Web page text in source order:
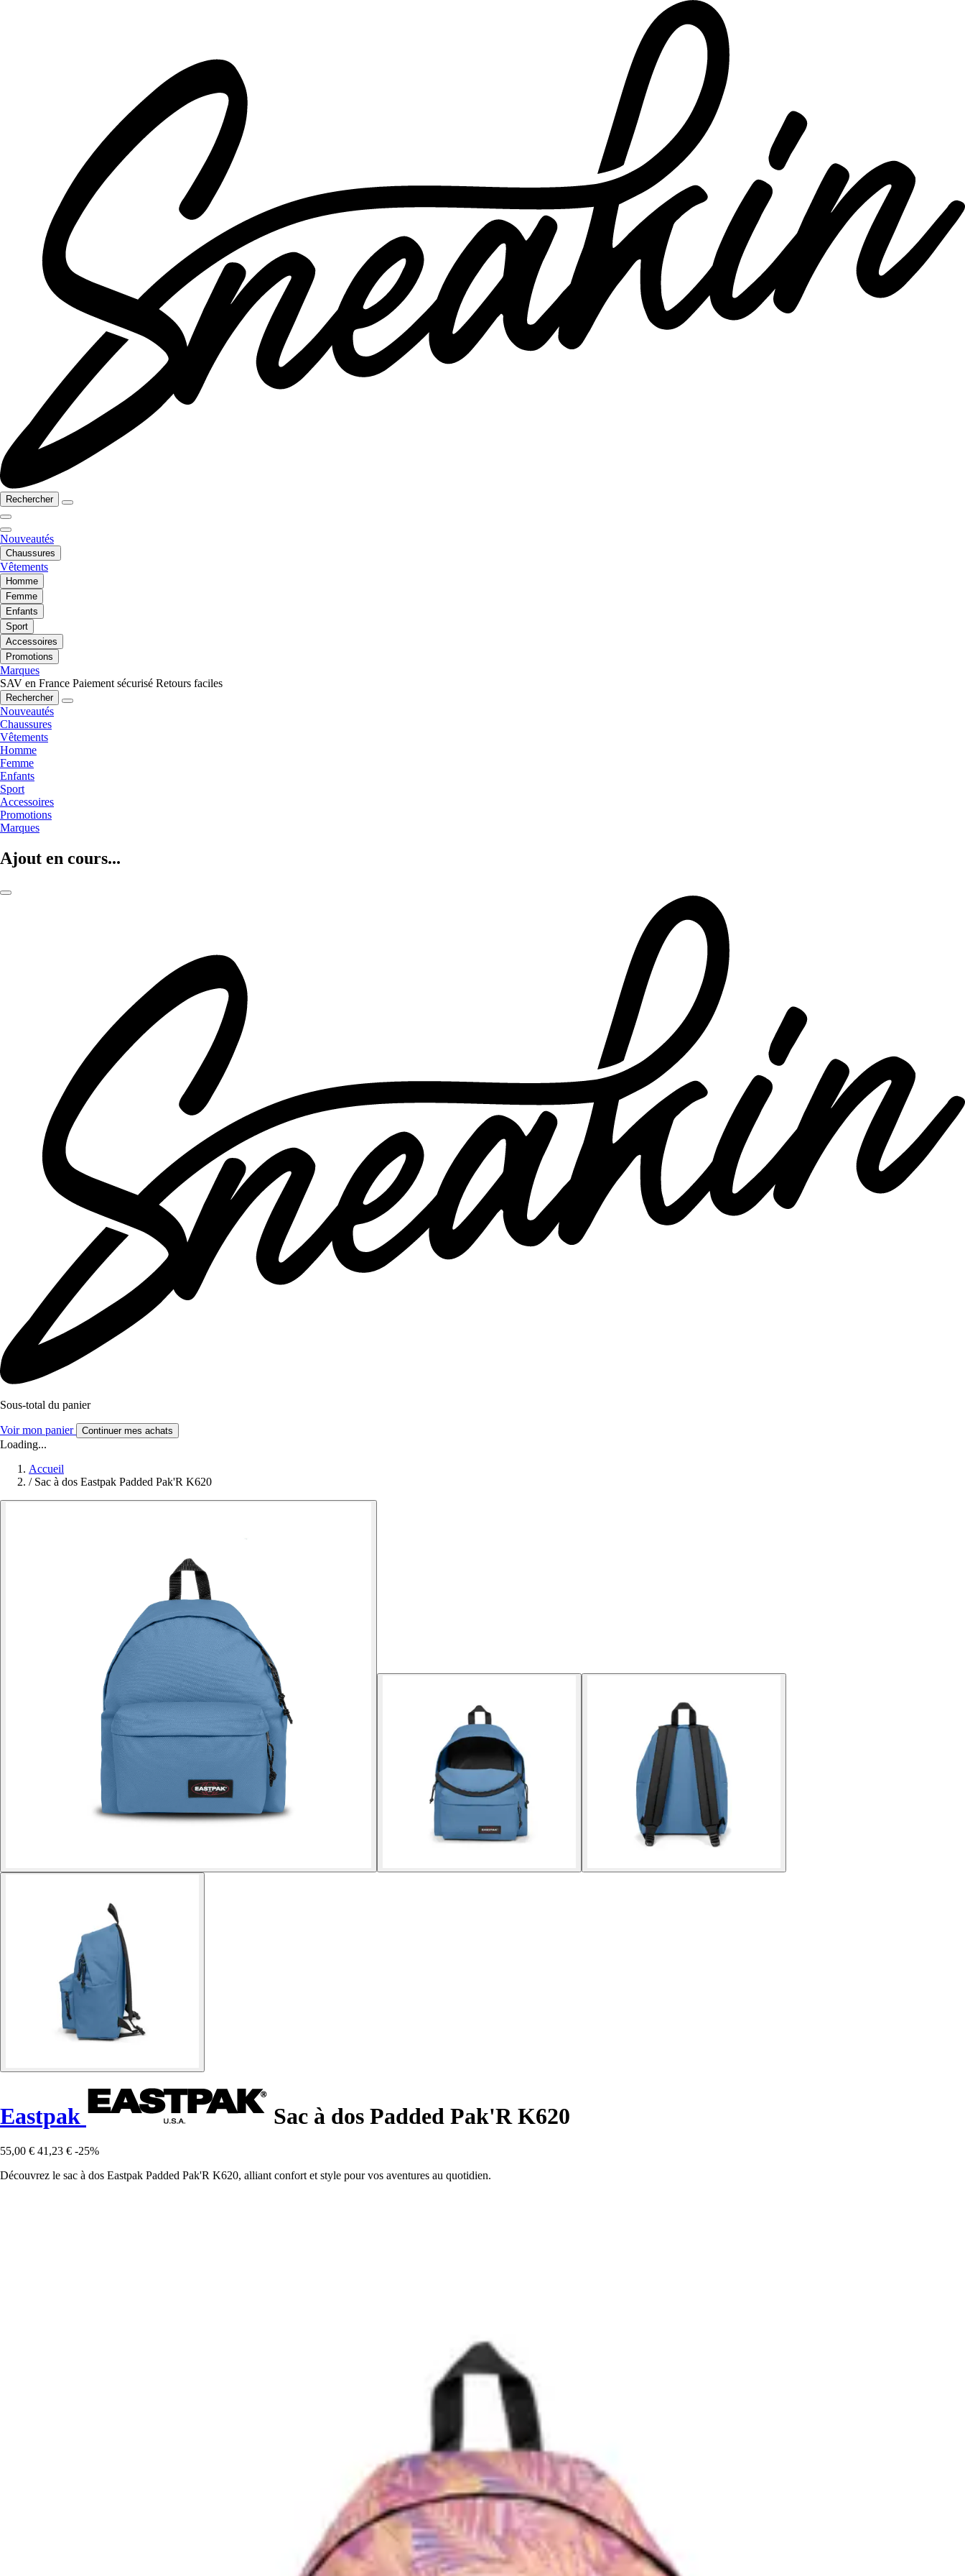
Rechercher
Nouveautés
Chaussures
Vêtements
Homme
Femme
Enfants
Sport
Accessoires
Promotions
Marques
SAV en France Paiement sécurisé Retours faciles
Rechercher
Nouveautés
Chaussures
Vêtements
Homme
Femme
Enfants
Sport
Accessoires
Promotions
Marques
Ajout en cours...
Sous-total du panier
Voir mon panier Continuer mes achats
Loading...
Accueil
/ Sac à dos Eastpak Padded Pak'R K620
Eastpak Sac à dos Padded Pak'R K620
55,00 € 41,23 € -25%
Découvrez le sac à dos Eastpak Padded Pak'R K620, alliant confort et style pour vos aventures au quotidien.